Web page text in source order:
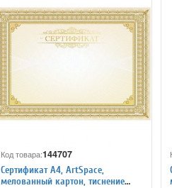
Код товара:144707
Сертификат A4, ArtSpace,
мелованный картон, тиснение